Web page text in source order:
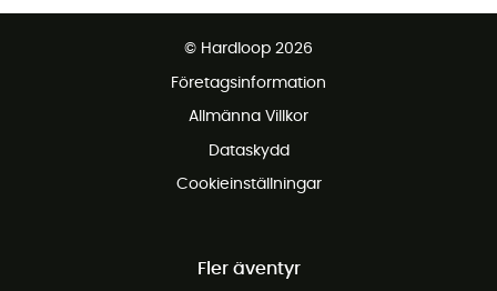
Gratis retur inom 100 dagar
© Hardloop 2026
Företagsinformation
Allmänna Villkor
Dataskydd
Cookieinställningar
Fler äventyr